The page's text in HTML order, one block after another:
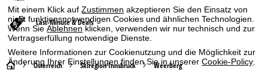
Mit einem Klick aufZustimmen akzeptieren Sie den Einsatz von
nicht funktionsnotwendigen Cookies und ähnlichen Technologien.
Wenn SieAblehnen klicken, verwenden wir nur technisch und zur
Vertragserfüllung notwendige Dienste.
Weitere Informationen zur Cookienutzung und die Möglichkeit zur
Änderung Ihrer Einstellungen finden Sie in unsererCookie-Policy.
Last-Minute & Deals
S Österreich Skiregion Innsbruck Weerberg